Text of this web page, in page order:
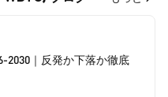
2030｜反発か下落か徹底